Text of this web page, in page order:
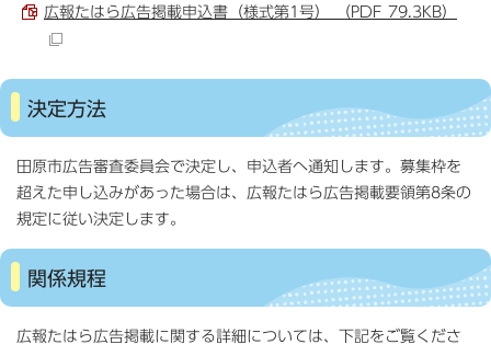
広報たはら広告掲載申込書（様式第1号） （PDF 79.3KB）
決定方法
田原市広告審査委員会で決定し、申込者へ通知します。募集枠を
超えた申し込みがあった場合は、広報たはら広告掲載要領第8条の
規定に従い決定します。
関係規程
広報たはら広告掲載に関する詳細については、下記をご覧くださ